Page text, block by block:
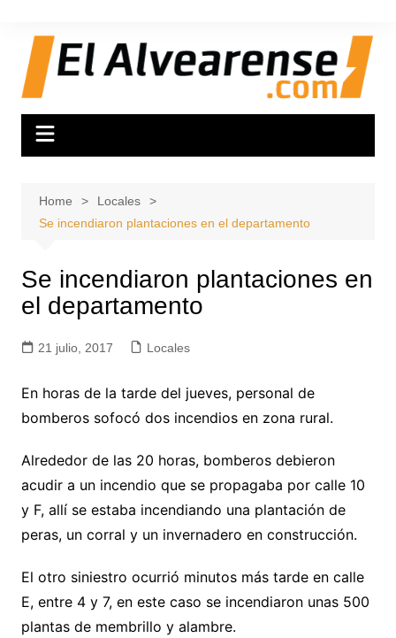
content
Home
Locales
Se incendiaron plantaciones en el departamento
Se incendiaron plantaciones en
el departamento
21 julio, 2017 Locales
En horas de la tarde del jueves, personal de
bomberos sofocó dos incendios en zona rural.
Alrededor de las 20 horas, bomberos debieron
acudir a un incendio que se propagaba por calle 10
y F, allí se estaba incendiando una plantación de
peras, un corral y un invernadero en construcción.
El otro siniestro ocurrió minutos más tarde en calle
E, entre 4 y 7, en este caso se incendiaron unas 500
plantas de membrillo y alambre.